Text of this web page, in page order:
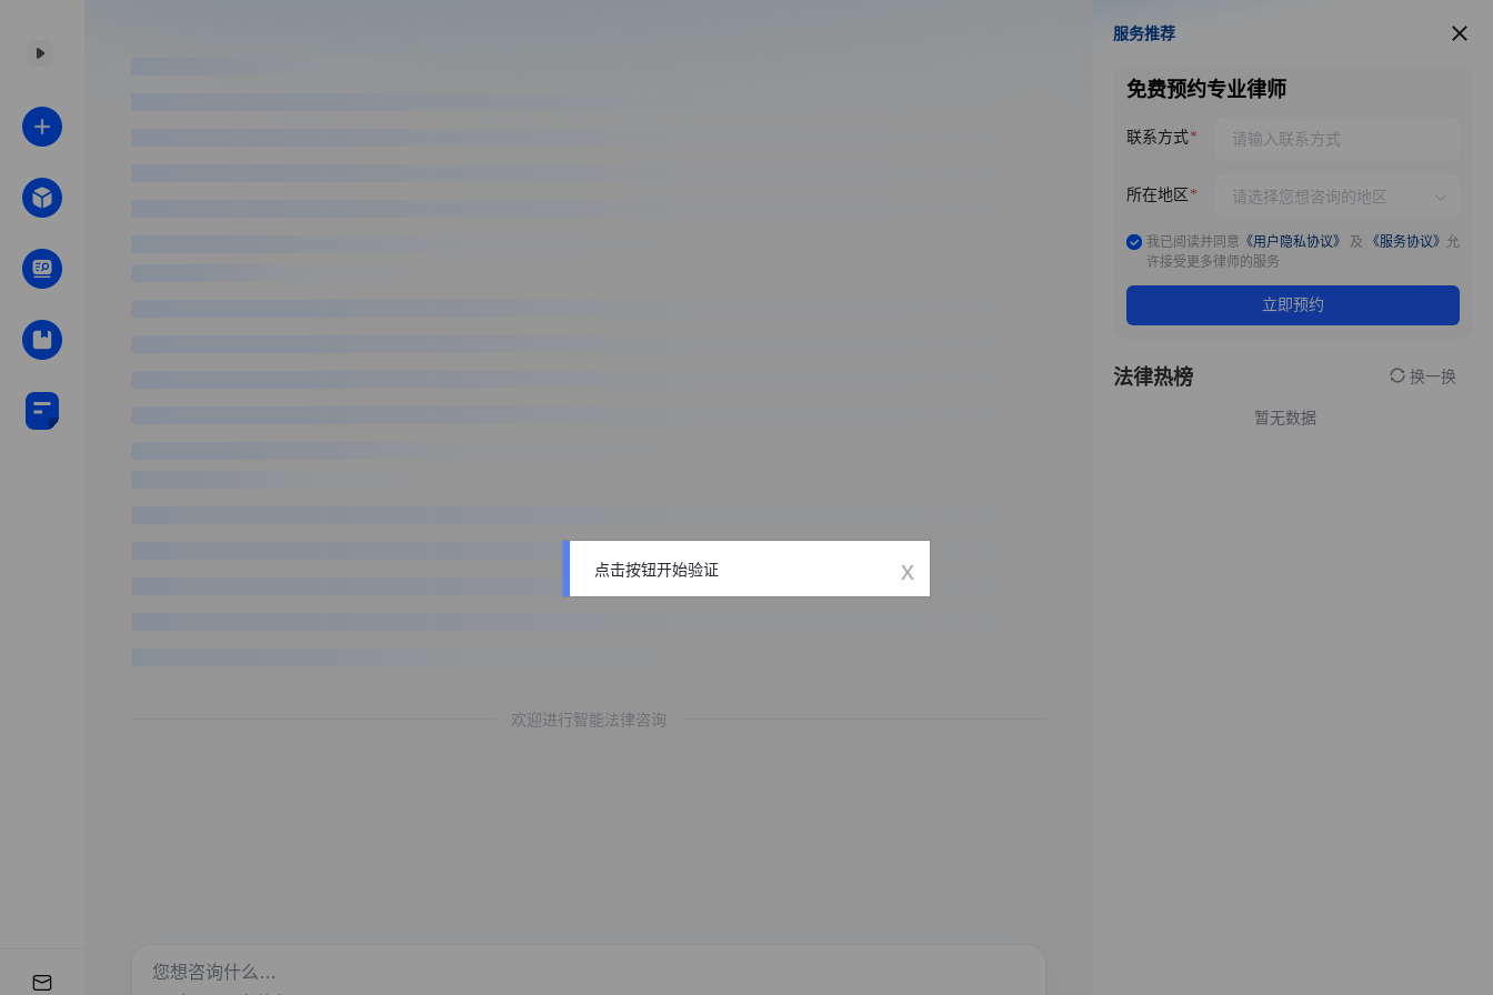
欢迎进行智能法律咨询
服务推荐
服务推荐
免费预约专业律师
联系方式
所在地区
我已阅读并同意 《用户隐私协议》 及 《服务协议》 允
许接受更多律师的服务
立即预约
法律热榜 换一换
暂无数据
点击按钮开始验证 x